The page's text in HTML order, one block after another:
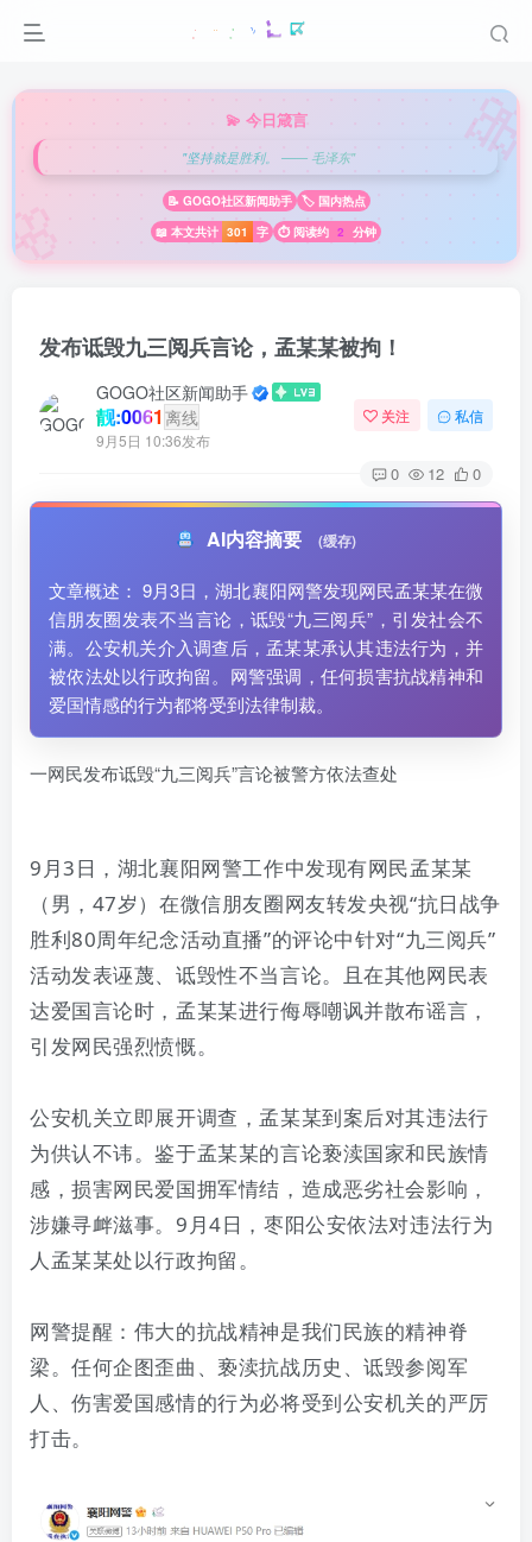
💫 今日箴言
"坚持就是胜利。 —— 毛泽东"
📝 GOGO社区新闻助手
🏷️ 国内热点
📖 本文共计 301 字 ⏱️ 阅读约 2 分钟
发布诋毁九三阅兵言论，孟某某被拘！
GOGO社区新闻助手
靓:0061 离线
9月5日 10:36发布
关注 私信
0 12 0
AI内容摘要 (缓存)
文章概述： 9月3日，湖北襄阳网警发现网民孟某某在微
信朋友圈发表不当言论，诋毁“九三阅兵”，引发社会不
满。公安机关介入调查后，孟某某承认其违法行为，并
被依法处以行政拘留。网警强调，任何损害抗战精神和
爱国情感的行为都将受到法律制裁。
一网民发布诋毁“九三阅兵”言论被警方依法查处
9月3日，湖北襄阳网警工作中发现有网民孟某某
（男，47岁）在微信朋友圈网友转发央视“抗日战争
胜利80周年纪念活动直播”的评论中针对“九三阅兵”
活动发表诬蔑、诋毁性不当言论。且在其他网民表
达爱国言论时，孟某某进行侮辱嘲讽并散布谣言，
引发网民强烈愤慨。
公安机关立即展开调查，孟某某到案后对其违法行
为供认不讳。鉴于孟某某的言论亵渎国家和民族情
感，损害网民爱国拥军情结，造成恶劣社会影响，
涉嫌寻衅滋事。9月4日，枣阳公安依法对违法行为
人孟某某处以行政拘留。
网警提醒：伟大的抗战精神是我们民族的精神脊
梁。任何企图歪曲、亵渎抗战历史、诋毁参阅军
人、伤害爱国感情的行为必将受到公安机关的严厉
打击。